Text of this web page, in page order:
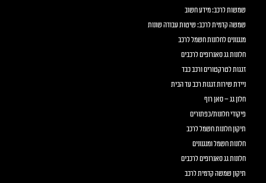
שמשות לרכב: מידע חשוב
שמשה קדמית לרכב: שיטות עבודה שונות
מנגנונים לחלונות חשמל לרכב
חלונות גג סאנרופים לרכבים
זגגות לטרקטורים ורכב כבד
ניידת שירות זגגות רכב עד הבית
חלון גג – סאן רוף
פיקודי חלונות/כפתורים
תיקון חלונות חשמל לרכב
חלונות חשמל ומנגנונים
חלונות גג סאנרופים לרכבים
תיקון שמשה קדמית לרכב